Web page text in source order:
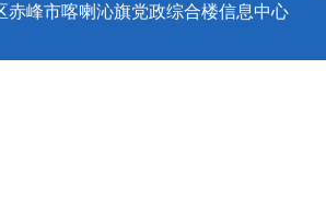
赤峰市喀喇沁旗党政综合楼信息中心